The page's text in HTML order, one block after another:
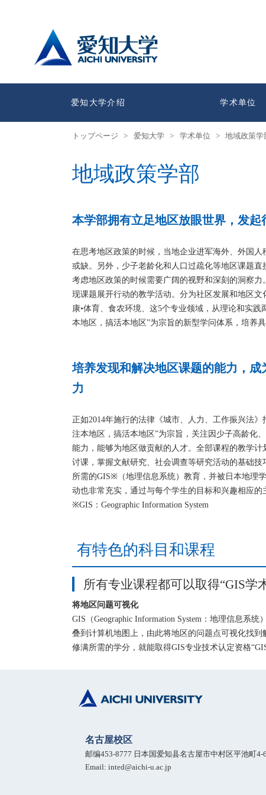
爱知大学介绍 学术单位
トップページ > 爱知大学 > 学术单位 > 地域政策学
地域政策学部
本学部拥有立足地区放眼世界，发起
在思考地区政策的时候，当地企业进军海外、外国
或缺。另外，少子老龄化和人口过疏化等地区课题
考虑地区政策的时候需要广阔的视野和深刻的洞察
现课题展开行动的教学活动。分为社区发展和地区
康•体育、食农环境、这5个专业领域，从理论和实践
本地区，搞活本地区”为宗旨的新型学问体系，培养
培养发现和解决地区课题的能力，成
力
正如2014年施行的法律《城市、人力、工作振兴法
注本地区，搞活本地区”为宗旨，关注因少子高龄化
能力，能够为地区做贡献的人才。全部课程的教学
讨课，掌握文献研究、社会调查等研究活动的基础
所需的GIS※（地理信息系统）教育，并被日本地理
动也非常充实，通过与每个学生的目标和兴趣相应的
※GIS：Geographic Information System
有特色的科目和课程
所有专业课程都可以取得“GIS学
将地区问题可视化
GIS（Geographic Information System：地理信息系
叠到计算机地图上，由此将地区的问题点可视化找
修满所需的学分，就能取得GIS专业技术认定资格
名古屋校区
邮编453-8777 日本国爱知县名古屋市中村区平池町4-
Email: inted@aichi-u.ac.jp